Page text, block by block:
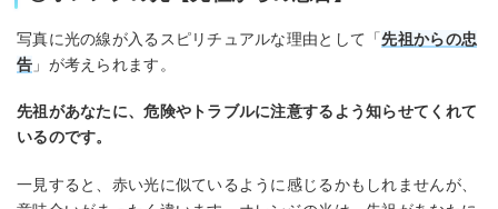
写真に光の線が入るスピリチュアルな理由として「先祖からの忠
告 」が考えられます。
先祖があなたに、危険やトラブルに注意するよう知らせてくれて
いるのです。
一見すると、赤い光に似ているように感じるかもしれませんが、